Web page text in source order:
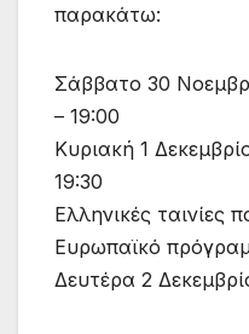
παρακάτω:
Σάββατο 30
– 19:00
Κυριακή 1
19:30
Ελληνικές ταινίες
Ευρωπαϊκό
Δευτέρα 2